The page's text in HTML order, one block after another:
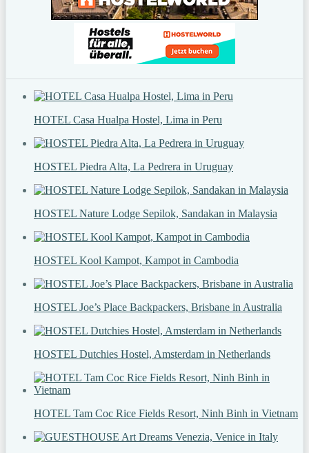
HOTEL Casa Hualpa Hostel, Lima in Peru
HOSTEL Piedra Alta, La Pedrera in Uruguay
HOSTEL Nature Lodge Sepilok, Sandakan in Malaysia
HOSTEL Kool Kampot, Kampot in Cambodia
HOSTEL Joe’s Place Backpackers, Brisbane in Australia
HOSTEL Dutchies Hostel, Amsterdam in Netherlands
HOTEL Tam Coc Rice Fields Resort, Ninh Binh in Vietnam